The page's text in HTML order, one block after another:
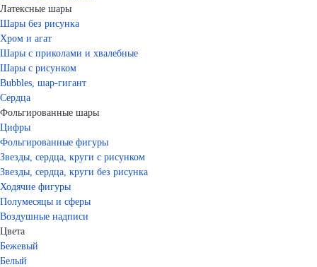
Латексные шары
Шары без рисунка
Хром и агат
Шары с приколами и хвалебные
Шары с рисунком
Bubbles, шар-гигант
Сердца
Фольгированные шары
Цифры
Фольгированные фигуры
Звезды, сердца, круги с рисунком
Звезды, сердца, круги без рисунка
Ходячие фигуры
Полумесяцы и сферы
Воздушные надписи
Цвета
Бежевый
Белый